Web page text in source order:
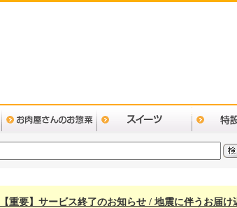
【重要】サービス終了のお知らせ / 地震に伴うお届け